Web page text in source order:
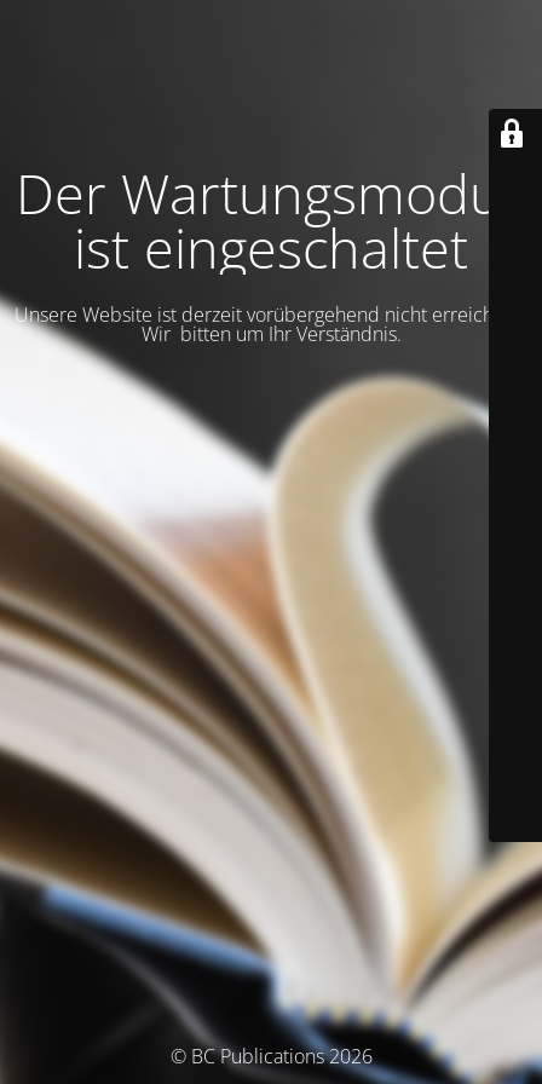
Der Wartungsmodus
ist eingeschaltet
Unsere Website ist derzeit vorübergehend nicht erreichbar.
Wir bitten um Ihr Verständnis.
© BC Publications 2026